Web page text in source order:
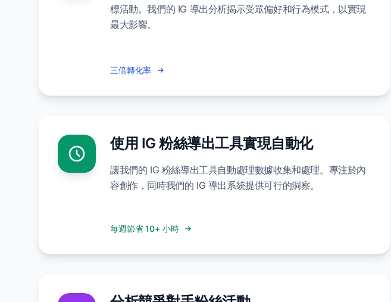
標活動。我們的 IG 導出分析揭示受眾偏好和行為模式，以實現
最大影響。
三倍轉化率
使用 IG 粉絲導出工具實現自動化
讓我們的 IG 粉絲導出工具自動處理數據收集和處理。專注於內
容創作，同時我們的 IG 導出系統提供可行的洞察。
每週節省 10+ 小時